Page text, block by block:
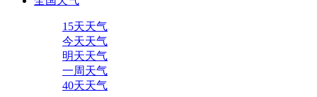
15天天气
今天天气
明天天气
一周天气
40天天气